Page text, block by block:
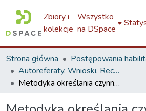
Zbiory i
kolekcje
Wszystko
na DSpace
Strona główna
Autoreferaty, Wnioski, Recenzje
Metodyka określania czynników wpływających na zanieczyszczenie światłem przy uwzględnieniu aspektów normalizacyjnych, efektywności energetycznej oraz rekomendacji metrologicznych dla luksomierzy